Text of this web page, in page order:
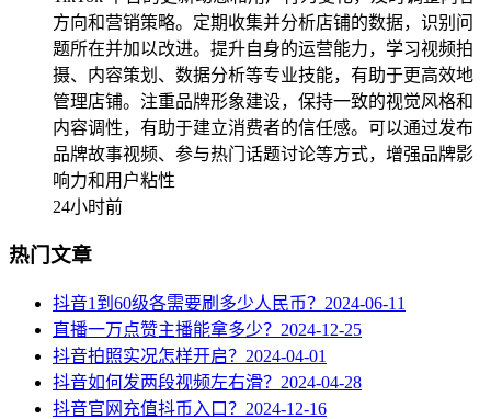
方向和营销策略。定期收集并分析店铺的数据，识别问
题所在并加以改进。提升自身的运营能力，学习视频拍
摄、内容策划、数据分析等专业技能，有助于更高效地
管理店铺。注重品牌形象建设，保持一致的视觉风格和
内容调性，有助于建立消费者的信任感。可以通过发布
品牌故事视频、参与热门话题讨论等方式，增强品牌影
响力和用户粘性
24小时前
热门文章
抖音1到60级各需要刷多少人民币？ 2024-06-11
直播一万点赞主播能拿多少？ 2024-12-25
抖音拍照实况怎样开启？ 2024-04-01
抖音如何发两段视频左右滑？ 2024-04-28
抖音官网充值抖币入口？ 2024-12-16